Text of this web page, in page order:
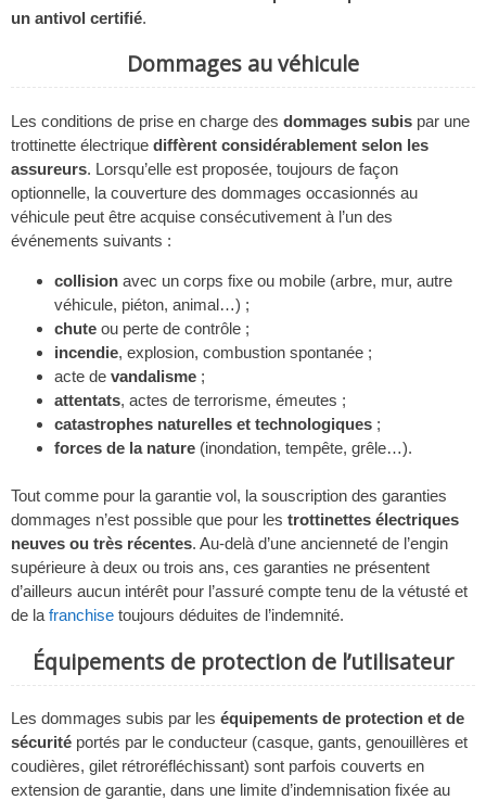
un antivol certifié.
Dommages au véhicule
Les conditions de prise en charge des dommages subis par une
trottinette électrique diffèrent considérablement selon les
assureurs. Lorsqu’elle est proposée, toujours de façon
optionnelle, la couverture des dommages occasionnés au
véhicule peut être acquise consécutivement à l’un des
événements suivants :
collision avec un corps fixe ou mobile (arbre, mur, autre
véhicule, piéton, animal…) ;
chute ou perte de contrôle ;
incendie, explosion, combustion spontanée ;
acte de vandalisme ;
attentats, actes de terrorisme, émeutes ;
catastrophes naturelles et technologiques ;
forces de la nature (inondation, tempête, grêle…).
Tout comme pour la garantie vol, la souscription des garanties
dommages n’est possible que pour les trottinettes électriques
neuves ou très récentes. Au-delà d’une ancienneté de l’engin
supérieure à deux ou trois ans, ces garanties ne présentent
d’ailleurs aucun intérêt pour l’assuré compte tenu de la vétusté et
de la franchise toujours déduites de l’indemnité.
Équipements de protection de l’utilisateur
Les dommages subis par les équipements de protection et de
sécurité portés par le conducteur (casque, gants, genouillères et
coudières, gilet rétroréfléchissant) sont parfois couverts en
extension de garantie, dans une limite d’indemnisation fixée au